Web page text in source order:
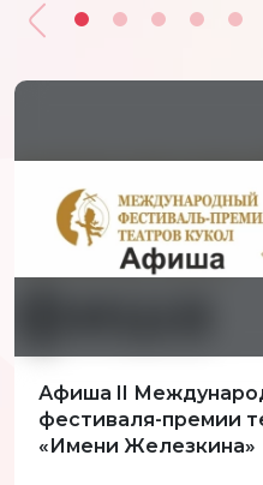
Афиша II
фестиваля-премии
«Имени Железкина»